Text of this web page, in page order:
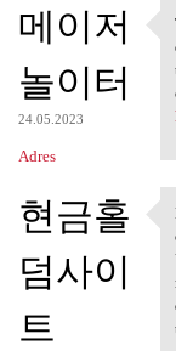
메이저
놀이터
24.05.2023
Adres
현금홀
덤사이
트